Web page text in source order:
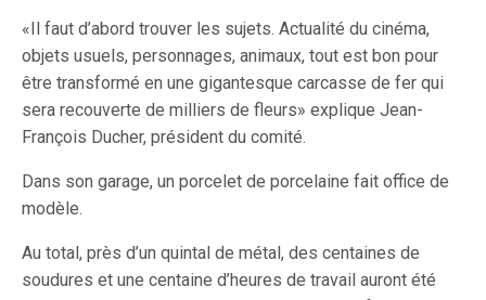
«Il faut d’abord trouver les sujets. Actualité du cinéma,
objets usuels, personnages, animaux, tout est bon pour
être transformé en une gigantesque carcasse de fer qui
sera recouverte de milliers de fleurs» explique Jean-
François Ducher, président du comité.
Dans son garage, un porcelet de porcelaine fait office de
modèle.
Au total, près d’un quintal de métal, des centaines de
soudures et une centaine d’heures de travail auront été